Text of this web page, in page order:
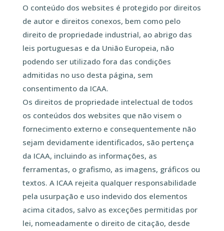
O conteúdo dos websites é protegido por direitos
de autor e direitos conexos, bem como pelo
direito de propriedade industrial, ao abrigo das
leis portuguesas e da União Europeia, não
podendo ser utilizado fora das condições
admitidas no uso desta página, sem
consentimento da ICAA.
Os direitos de propriedade intelectual de todos
os conteúdos dos websites que não visem o
fornecimento externo e consequentemente não
sejam devidamente identificados, são pertença
da ICAA, incluindo as informações, as
ferramentas, o grafismo, as imagens, gráficos ou
textos. A ICAA rejeita qualquer responsabilidade
pela usurpação e uso indevido dos elementos
acima citados, salvo as exceções permitidas por
lei, nomeadamente o direito de citação, desde